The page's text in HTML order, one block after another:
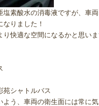
素酸水の消毒液ですが、車
りました！
快適な空間になるかと思い
苑シャトルバス
よう、車両の衛生面には常に